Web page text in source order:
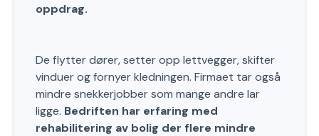
oppdrag.
De flytter dører, setter opp lettvegger, skifter
vinduer og fornyer kledningen. Firmaet tar også
mindre snekkerjobber som mange andre lar
ligge. Bedriften har erfaring med
rehabilitering av bolig der flere mindre